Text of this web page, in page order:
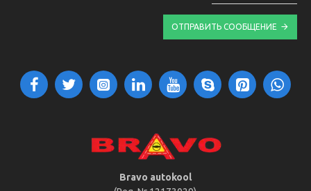
ОТПРАВИТЬ СООБЩЕНИЕ
Bravo autokool